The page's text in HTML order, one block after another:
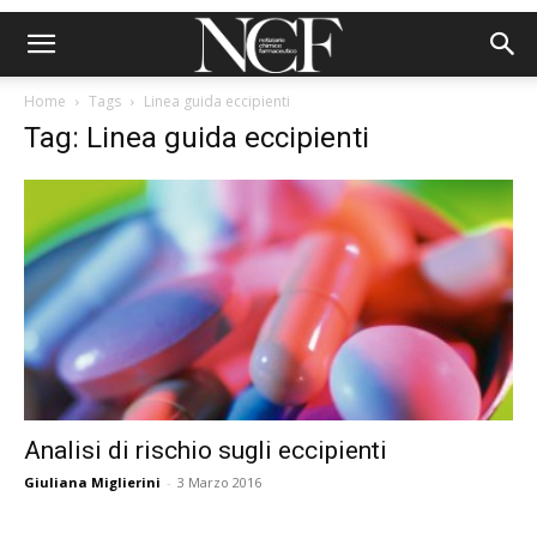
Home Tags Linea guida eccipienti
Tag: Linea guida eccipienti
Analisi di rischio sugli eccipienti
Giuliana Miglierini - 3 Marzo 2016